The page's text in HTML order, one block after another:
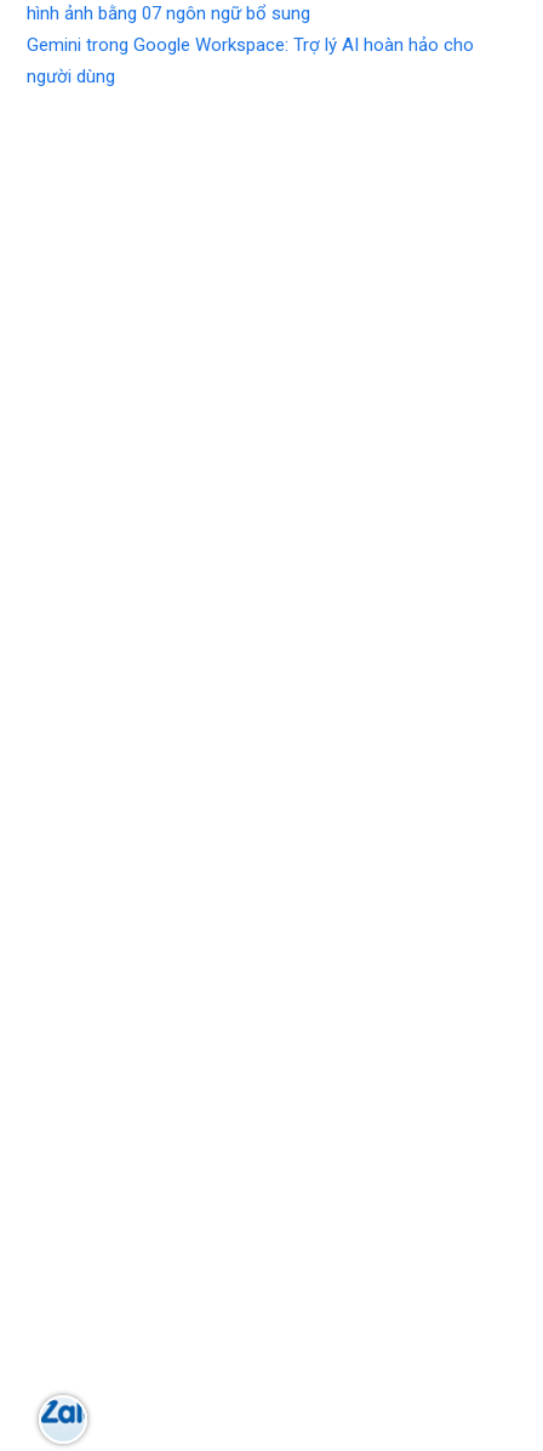
hình ảnh bằng 07 ngôn ngữ bổ sung
Gemini trong Google Workspace: Trợ lý AI hoàn hảo cho
người dùng